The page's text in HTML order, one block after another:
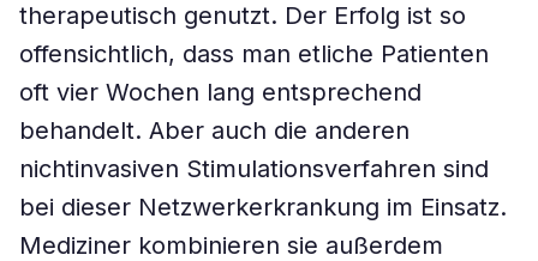
therapeutisch genutzt. Der Erfolg ist so
offensichtlich, dass man etliche Patienten
oft vier Wochen lang entsprechend
behandelt. Aber auch die anderen
nichtinvasiven Stimulationsverfahren sind
bei dieser Netzwerkerkrankung im Einsatz.
Mediziner kombinieren sie außerdem